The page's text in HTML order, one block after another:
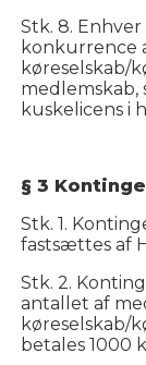
Stk. 8.
konkurrence
køreselskab/
medlemskab,
kuskelicens i
§ 3
Stk. 1.
fastsættes af
Stk. 2.
antallet af
køreselskab/
betales 1000